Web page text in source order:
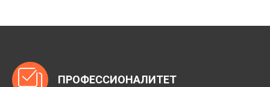
ПРОФЕССИОНАЛИТЕТ